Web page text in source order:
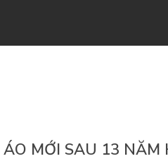
ÁO MỚI SAU 13